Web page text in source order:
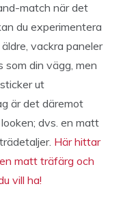
match när det
du experimentera
vackra paneler
som din vägg, men
ut
är det däremot
dvs. en matt
Här hittar
matt träfärg och
vill ha!